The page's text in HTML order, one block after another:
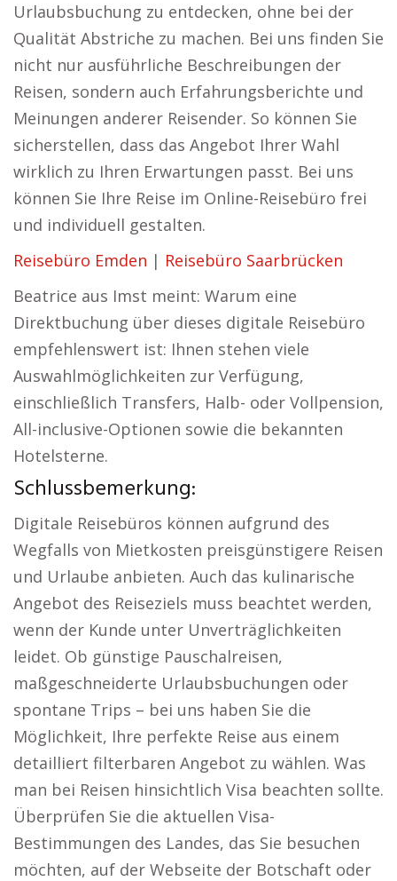
Urlaubsbuchung zu entdecken, ohne bei der
Qualität Abstriche zu machen. Bei uns finden Sie
nicht nur ausführliche Beschreibungen der
Reisen, sondern auch Erfahrungsberichte und
Meinungen anderer Reisender. So können Sie
sicherstellen, dass das Angebot Ihrer Wahl
wirklich zu Ihren Erwartungen passt. Bei uns
können Sie Ihre Reise im Online-Reisebüro frei
und individuell gestalten.
Reisebüro Emden | Reisebüro Saarbrücken
Beatrice aus Imst meint: Warum eine
Direktbuchung über dieses digitale Reisebüro
empfehlenswert ist: Ihnen stehen viele
Auswahlmöglichkeiten zur Verfügung,
einschließlich Transfers, Halb- oder Vollpension,
All-inclusive-Optionen sowie die bekannten
Hotelsterne.
Schlussbemerkung:
Digitale Reisebüros können aufgrund des
Wegfalls von Mietkosten preisgünstigere Reisen
und Urlaube anbieten. Auch das kulinarische
Angebot des Reiseziels muss beachtet werden,
wenn der Kunde unter Unverträglichkeiten
leidet. Ob günstige Pauschalreisen,
maßgeschneiderte Urlaubsbuchungen oder
spontane Trips – bei uns haben Sie die
Möglichkeit, Ihre perfekte Reise aus einem
detailliert filterbaren Angebot zu wählen. Was
man bei Reisen hinsichtlich Visa beachten sollte.
Überprüfen Sie die aktuellen Visa-
Bestimmungen des Landes, das Sie besuchen
möchten, auf der Webseite der Botschaft oder